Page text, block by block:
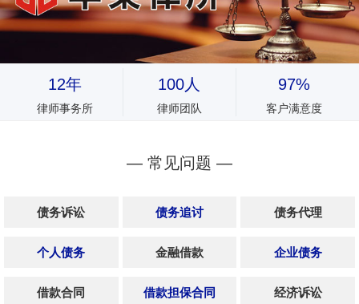
12年
律师事务所
100人
律师团队
97%
客户满意度
— 常见问题 —
债务诉讼 债务追讨 债务代理
个人债务 金融借款 企业债务
借款合同 借款担保合同 经济诉讼